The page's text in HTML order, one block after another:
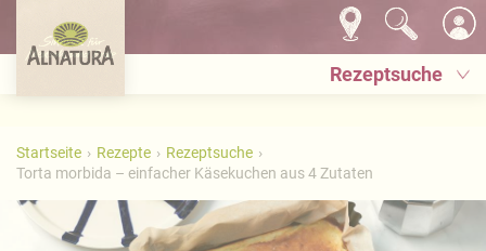
Rezeptsuche
Startseite Rezepte
Rezeptsuche
Torta morbida – einfacher Käsekuchen aus 4 Zutaten